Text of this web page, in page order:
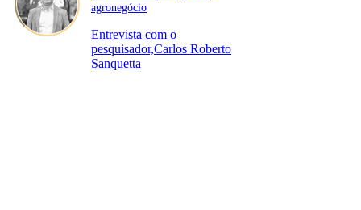
agronegócio
Entrevista com o
pesquisador,Carlos Roberto
Sanquetta